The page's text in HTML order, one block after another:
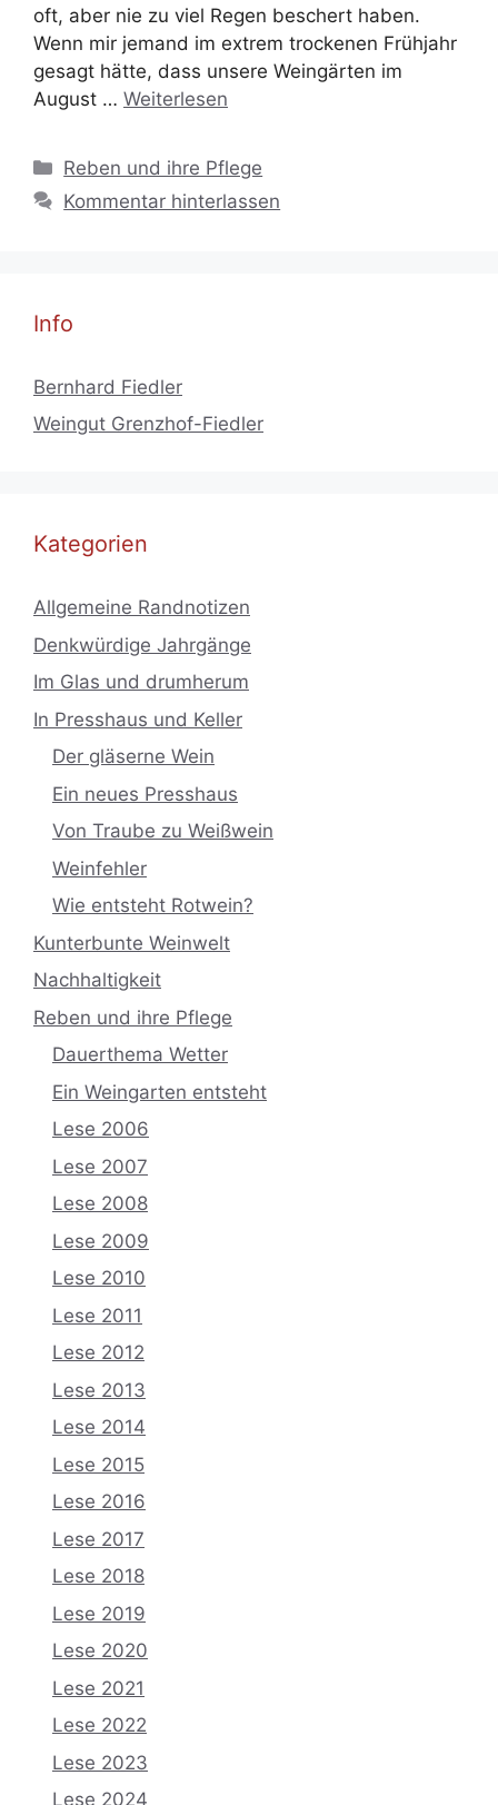
oft, aber nie zu viel Regen beschert haben.
Wenn mir jemand im extrem trockenen Frühjahr
gesagt hätte, dass unsere Weingärten im
August … Weiterlesen
Kategorien
Reben und ihre Pflege
Kommentar hinterlassen
Info
Bernhard Fiedler
Weingut Grenzhof-Fiedler
Kategorien
Allgemeine Randnotizen
Denkwürdige Jahrgänge
Im Glas und drumherum
In Presshaus und Keller
Der gläserne Wein
Ein neues Presshaus
Von Traube zu Weißwein
Weinfehler
Wie entsteht Rotwein?
Kunterbunte Weinwelt
Nachhaltigkeit
Reben und ihre Pflege
Dauerthema Wetter
Ein Weingarten entsteht
Lese 2006
Lese 2007
Lese 2008
Lese 2009
Lese 2010
Lese 2011
Lese 2012
Lese 2013
Lese 2014
Lese 2015
Lese 2016
Lese 2017
Lese 2018
Lese 2019
Lese 2020
Lese 2021
Lese 2022
Lese 2023
Lese 2024